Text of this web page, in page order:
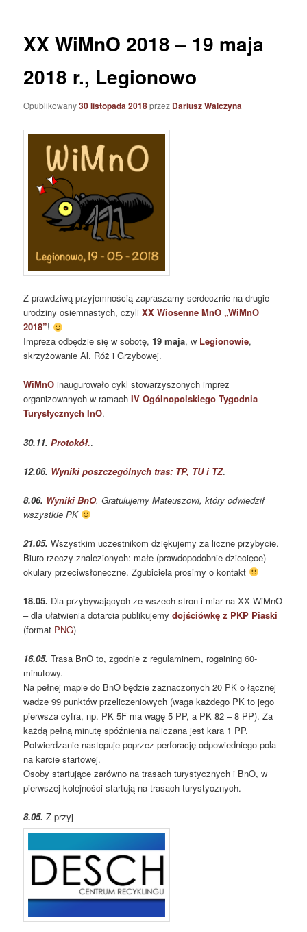
XX WiMnO 2018 – 19 maja
2018 r., Legionowo
Opublikowany30 listopada 2018przez Dariusz Walczyna
Z prawdziwą przyjemnością zapraszamy serdecznie na drugie
urodziny osiemnastych, czyliXX Wiosenne MnO „WiMnO
2018”!
Impreza odbędzie się w sobotę,19 maja, w Legionowie,
skrzyżowanie Al. Róż i Grzybowej.
WiMnO inaugurowało cykl stowarzyszonych imprez
organizowanych w ramachIV Ogólnopolskiego Tygodnia
Turystycznych InO.
30.11.Protokół..
12.06. Wyniki poszczególnych tras: TP, TU i TZ.
8.06. Wyniki BnO. Gratulujemy Mateuszowi, który odwiedził
wszystkie PK
21.05. Wszystkim uczestnikom dziękujemy za liczne przybycie.
Biuro rzeczy znalezionych: małe (prawdopodobnie dziecięce)
okulary przeciwsłoneczne. Zgubiciela prosimy o kontakt
18.05. Dla przybywających ze wszech stron i miar na XX WiMnO
– dla ułatwienia dotarcia publikujemydojściówkę z PKP Piaski
(format PNG)
16.05.Trasa BnO to, zgodnie z regulaminem, rogaining 60-
minutowy.
Na pełnej mapie do BnO będzie zaznaczonych 20 PK o łącznej
wadze 99 punktów przeliczeniowych (waga każdego PK to jego
pierwsza cyfra, np. PK 5F ma wagę 5 PP, a PK 82 – 8 PP). Za
każdą pełną minutę spóźnienia naliczana jest kara 1 PP.
Potwierdzanie następuje poprzez perforację odpowiedniego pola
na karcie startowej.
Osoby startujące zarówno na trasach turystycznych i BnO, w
pierwszej kolejności startują na trasach turystycznych.
8.05. Z przyj